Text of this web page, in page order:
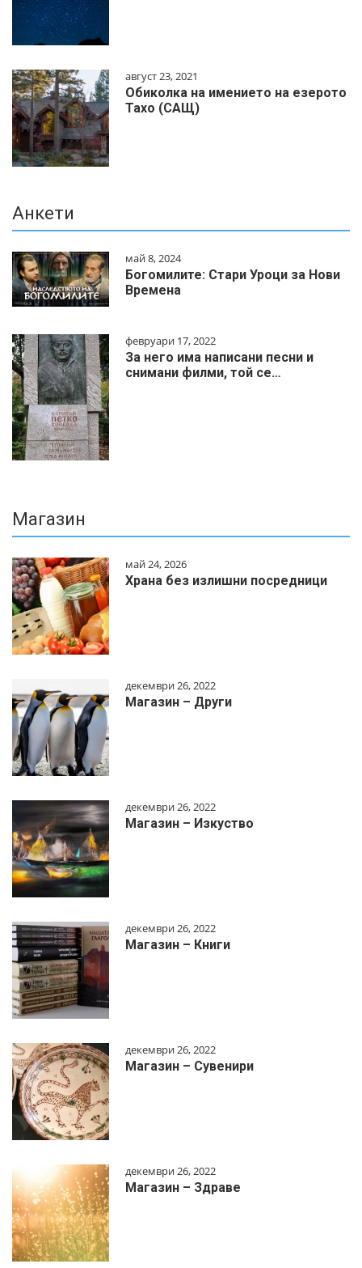
август 23, 2021
Обиколка на имението на езерото
Тахо (САЩ)
Анкети
май 8, 2024
Богомилите: Стари Уроци за Нови
Времена
февруари 17, 2022
За него има написани песни и
снимани филми, той се…
Магазин
май 24, 2026
Храна без излишни посредници
декември 26, 2022
Магазин – Други
декември 26, 2022
Магазин – Изкуство
декември 26, 2022
Магазин – Книги
декември 26, 2022
Магазин – Сувенири
декември 26, 2022
Магазин – Здраве